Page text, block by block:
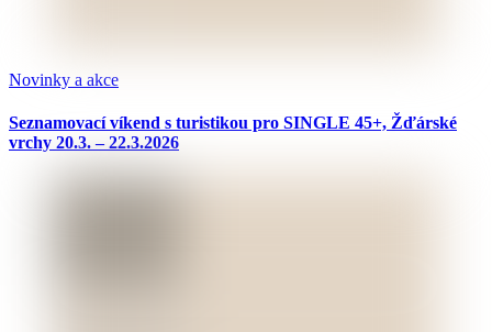
Novinky a akce
Seznamovací víkend s turistikou pro SINGLE 45+, Žďárské
vrchy 20.3. – 22.3.2026